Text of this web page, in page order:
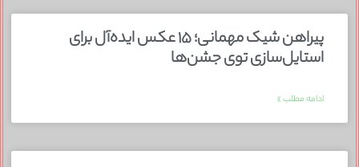
پیراهن شیک مهمانی؛ ۱۵ عکس ایده‌آل برای
استایل‌سازی توی جشن‌ها
ادامه مطلب »